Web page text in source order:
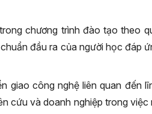
chương trình đào tạo theo
đầu ra của người học đáp
giao công nghệ liên quan đến
cứu và doanh nghiệp trong việc